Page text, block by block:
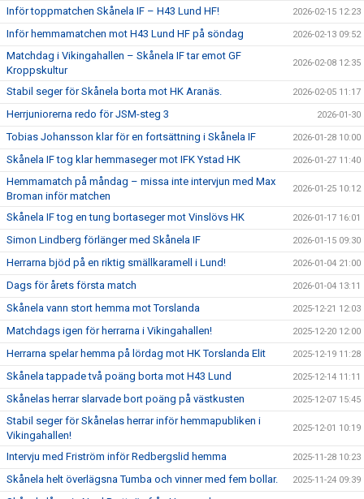
Inför toppmatchen Skånela IF – H43 Lund HF! 2026-02-15 12:23
Inför hemmamatchen mot H43 Lund HF på söndag 2026-02-13 09:52
Matchdag i Vikingahallen – Skånela IF tar emot GF
Kroppskultur
2026-02-08 12:35
Stabil seger för Skånela borta mot HK Aranäs. 2026-02-05 11:17
Herrjuniorerna redo för JSM-steg 3 2026-01-30
Tobias Johansson klar för en fortsättning i Skånela IF 2026-01-28 10:00
Skånela IF tog klar hemmaseger mot IFK Ystad HK 2026-01-27 11:40
Hemmamatch på måndag – missa inte intervjun med Max
Broman inför matchen
2026-01-25 10:12
Skånela IF tog en tung bortaseger mot Vinslövs HK 2026-01-17 16:01
Simon Lindberg förlänger med Skånela IF 2026-01-15 09:30
Herrarna bjöd på en riktig smällkaramell i Lund! 2026-01-04 21:00
Dags för årets första match 2026-01-04 13:11
Skånela vann stort hemma mot Torslanda 2025-12-21 12:03
Matchdags igen för herrarna i Vikingahallen! 2025-12-20 12:00
Herrarna spelar hemma på lördag mot HK Torslanda Elit 2025-12-19 11:28
Skånela tappade två poäng borta mot H43 Lund 2025-12-14 11:11
Skånelas herrar slarvade bort poäng på västkusten 2025-12-07 15:45
Stabil seger för Skånelas herrar inför hemmapubliken i
Vikingahallen!
2025-12-01 10:19
Intervju med Friström inför Redbergslid hemma 2025-11-28 10:23
Skånela helt överlägsna Tumba och vinner med fem bollar. 2025-11-24 09:39